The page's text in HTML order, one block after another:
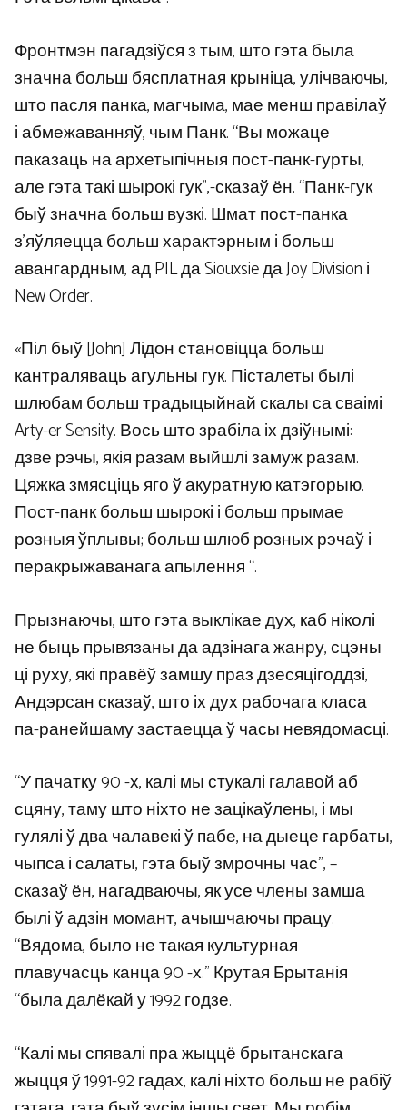
Фронтмэн пагадзіўся з тым, што гэта была
значна больш бясплатная крыніца, улічваючы,
што пасля панка, магчыма, мае менш правілаў
і абмежаванняў, чым Панк. “Вы можаце
паказаць на архетыпічныя пост-панк-гурты,
але гэта такі шырокі гук”,-сказаў ён. “Панк-гук
быў значна больш вузкі. Шмат пост-панка
з’яўляецца больш характэрным і больш
авангардным, ад PIL да Siouxsie да Joy Division і
New Order.
«Піл быў [John] Лідон становіцца больш
кантраляваць агульны гук. Пісталеты былі
шлюбам больш традыцыйнай скалы са сваімі
Arty-er Sensity. Вось што зрабіла іх дзіўнымі:
дзве рэчы, якія разам выйшлі замуж разам.
Цяжка змясціць яго ў акуратную катэгорыю.
Пост-панк больш шырокі і больш прымае
розныя ўплывы; больш шлюб розных рэчаў і
перакрыжаванага апылення “.
Прызнаючы, што гэта выклікае дух, каб ніколі
не быць прывязаны да адзінага жанру, сцэны
ці руху, які правёў замшу праз дзесяцігоддзі,
Андэрсан сказаў, што іх дух рабочага класа
па-ранейшаму застаецца ў часы невядомасці.
“У пачатку 90 -х, калі мы стукалі галавой аб
сцяну, таму што ніхто не зацікаўлены, і мы
гулялі ў два чалавекі ў пабе, на дыеце гарбаты,
чыпса і салаты, гэта быў змрочны час”, –
сказаў ён, нагадваючы, як усе члены замша
былі ў адзін момант, ачышчаючы працу.
“Вядома, было не такая культурная
плавучасць канца 90 -х.” Крутая Брытанія
“была далёкай у 1992 годзе.
“Калі мы спявалі пра жыццё брытанскага
жыцця ў 1991-92 гадах, калі ніхто больш не рабіў